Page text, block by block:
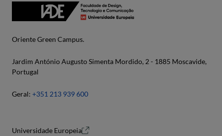
Oriente Green Campus.
Jardim António Augusto Simenta Mordido, 2 - 1885 Moscavide,
Portugal
Geral: +351 213 939 600
Universidade Europeia